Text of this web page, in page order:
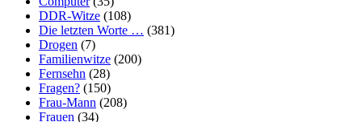
DDR-Witze (108)
Die letzten Worte … (381)
Drogen (7)
Familienwitze (200)
Fernsehn (28)
Fragen? (150)
Frau-Mann (208)
Frauen (34)